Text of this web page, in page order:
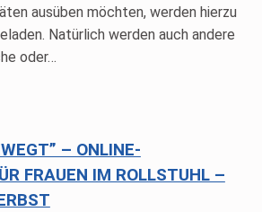
ausüben möchten, werden hierzu
Natürlich werden auch andere
oder…
– ONLINE-
FRAUEN IM ROLLSTUHL –